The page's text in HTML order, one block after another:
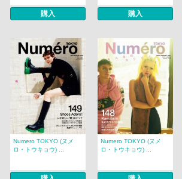
購入 購入
Numero TOKYO (ヌメ
ロ・トウキョウ) ...
Numero TOKYO (ヌメ
ロ・トウキョウ) ...